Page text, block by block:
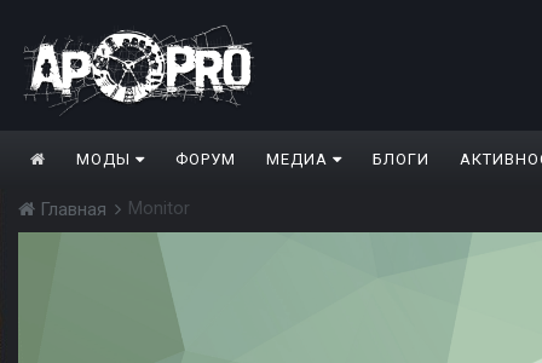
МОДЫ ФОРУМ МЕДИА БЛОГИ
Главная Monitor